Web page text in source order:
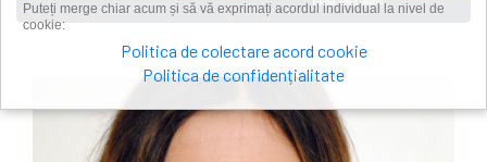
Puteți merge chiar acum și să vă exprimați acordul individual la nivel de
cookie:
Politica de colectare acord cookie
Politica de confidențialitate